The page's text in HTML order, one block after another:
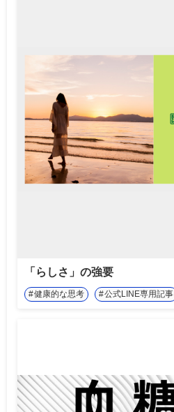
「らしさ」の強要
健康的な思考 公式LINE専用記事